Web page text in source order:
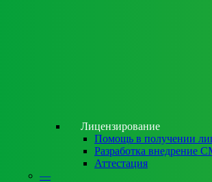
Лицензирование
Помощь в получении
Разработка
Аттестация
—